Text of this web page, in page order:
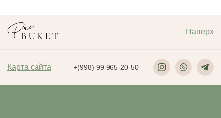
Наверх
Карта сайта +(998) 99 965-20-50